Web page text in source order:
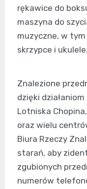
rękawice do
maszyna do
muzyczne, w
skrzypce i ukulele.
Znalezione
dzięki
Lotniska
oraz wielu
Biura Rzeczy
starań, aby
zgubionych
numerów